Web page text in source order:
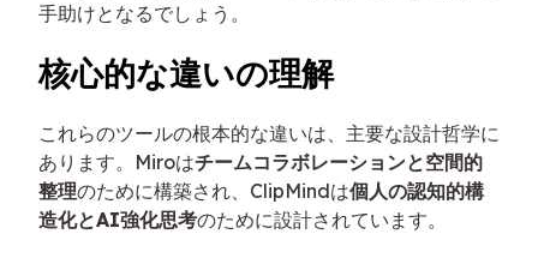
手助けとなるでしょう。
核心的な違いの理解
これらのツールの根本的な違いは、主要な設計哲学に
あります。Miroはチームコラボレーションと空間的
整理のために構築され、ClipMindは個人の認知的構
造化とAI強化思考のために設計されています。